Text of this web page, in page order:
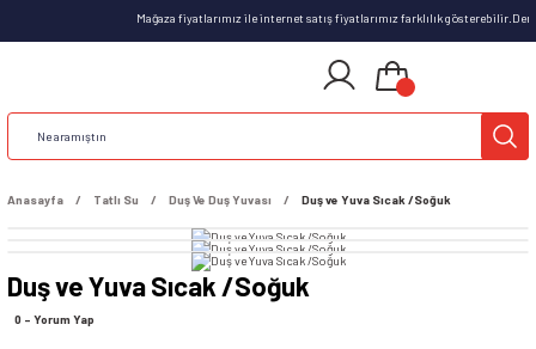
Mağaza fiyatlarımız ile internet satış fiyatlarımız farklılık
Anasayfa Tatlı Su Duş Ve Duş Yuvası Duş ve Yuva Sıcak /Soğuk
Duş ve Yuva Sıcak /Soğuk
0 - Yorum Yap